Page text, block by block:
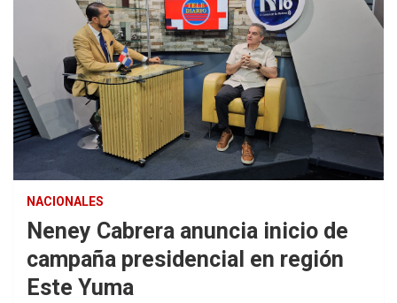
NACIONALES
Neney Cabrera anuncia inicio de
campaña presidencial en región
Este Yuma